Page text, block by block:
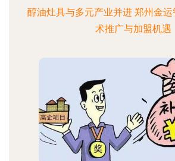
醇油灶具与多元产业并进 郑州金
术推广与加盟机遇